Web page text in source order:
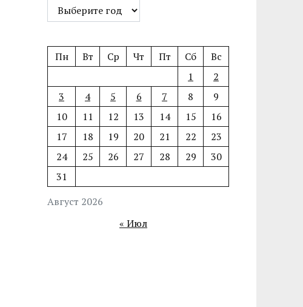
Август 2026
Пн Вт Ср Чт Пт Сб
Вс
1
2
3
4 5 6 7 8
9
10
11 12 13 14 15
16
17
18 19 20 21 22
23
24
25 26 27 28 29
30
31
« Июл